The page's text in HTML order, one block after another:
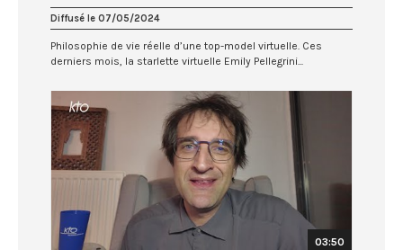
Diffusé le 07/05/2024
Philosophie de vie réelle d’une top-model virtuelle. Ces
derniers mois, la starlette virtuelle Emily Pellegrini...
03:50